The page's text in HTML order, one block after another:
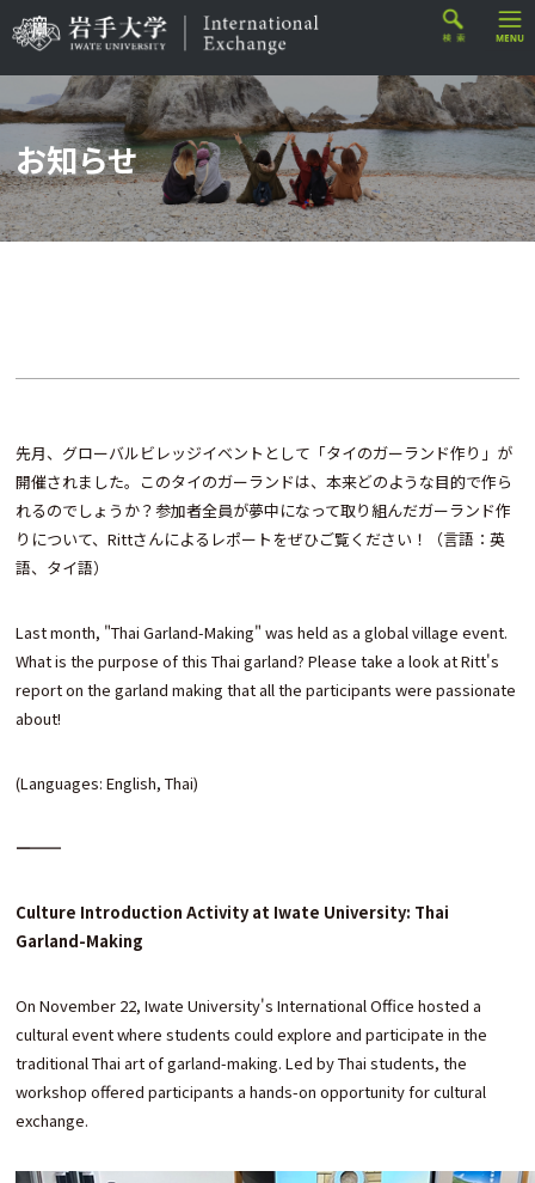
お知らせ
先月、グローバルビレッジイベントとして「タイのガーランド作り」が
開催されました。このタイのガーランドは、本来どのような目的で作ら
れるのでしょうか？参加者全員が夢中になって取り組んだガーランド作
りについて、Rittさんによるレポートをぜひご覧ください！（言語：英
語、タイ語）
Last month, "Thai Garland-Making" was held as a global village event.
What is the purpose of this Thai garland? Please take a look at Ritt's
report on the garland making that all the participants were passionate
about!
(Languages: English, Thai)
――――――――――
Culture Introduction Activity at Iwate University: Thai
Garland-Making
On November 22, Iwate University's International Office hosted a
cultural event where students could explore and participate in the
traditional Thai art of garland-making. Led by Thai students, the
workshop offered participants a hands-on opportunity for cultural
exchange.